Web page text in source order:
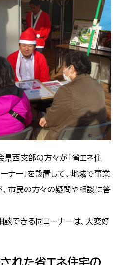
西支部の方々が「省エネ住
ナー」を設置して、地域で事業
市民の方々の疑問や相談に答
できる同コーナーは、大変好
れた省エネ住宅の